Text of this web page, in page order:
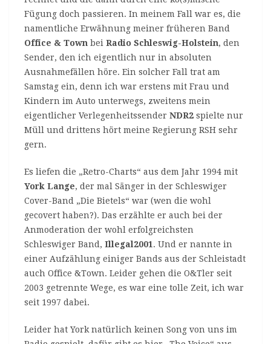
Fügung doch passieren. In meinem Fall war es, die
namentliche Erwähnung meiner früheren Band
Office & Town bei Radio Schleswig-Holstein, den
Sender, den ich eigentlich nur in absoluten
Ausnahmefällen höre. Ein solcher Fall trat am
Samstag ein, denn ich war erstens mit Frau und
Kindern im Auto unterwegs, zweitens mein
eigentlicher Verlegenheitssender NDR2 spielte nur
Müll und drittens hört meine Regierung RSH sehr
gern.
Es liefen die „Retro-Charts“ aus dem Jahr 1994 mit
York Lange, der mal Sänger in der Schleswiger
Cover-Band „Die Bietels“ war (wen die wohl
gecovert haben?). Das erzählte er auch bei der
Anmoderation der wohl erfolgreichsten
Schleswiger Band, Illegal2001. Und er nannte in
einer Aufzählung einiger Bands aus der Schleistadt
auch Office &Town. Leider gehen die O&Tler seit
2003 getrennte Wege, es war eine tolle Zeit, ich war
seit 1997 dabei.
Leider hat York natürlich keinen Song von uns im